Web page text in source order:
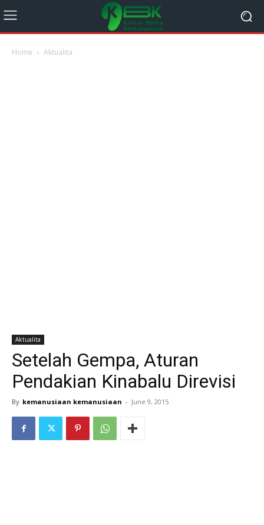
Home Aktualita
Aktualita
Setelah Gempa, Aturan
Pendakian Kinabalu Direvisi
By kemanusiaan kemanusiaan - June 9, 2015